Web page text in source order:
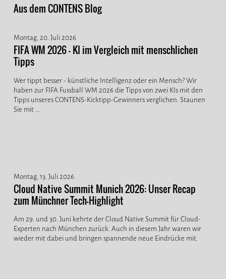
Aus dem CONTENS Blog
Montag, 20. Juli 2026
FIFA WM 2026 - KI im Vergleich mit menschlichen
Tipps
Wer tippt besser - künstliche Intelligenz oder ein Mensch? Wir
haben zur FIFA Fussball WM 2026 die Tipps von zwei KIs mit den
Tipps unseres CONTENS-Kicktipp-Gewinners verglichen. Staunen
Sie mit ...
Montag, 13. Juli 2026
Cloud Native Summit Munich 2026: Unser Recap
zum Münchner Tech-Highlight
Am 29. und 30. Juni kehrte der Cloud Native Summit für Cloud-
Experten nach München zurück. Auch in diesem Jahr waren wir
wieder mit dabei und bringen spannende neue Eindrücke mit.